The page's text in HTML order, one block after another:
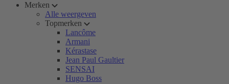
Merken
Alle weergeven
Topmerken
Lancôme
Armani
Kérastase
Jean Paul Gaultier
SENSAI
Hugo Boss